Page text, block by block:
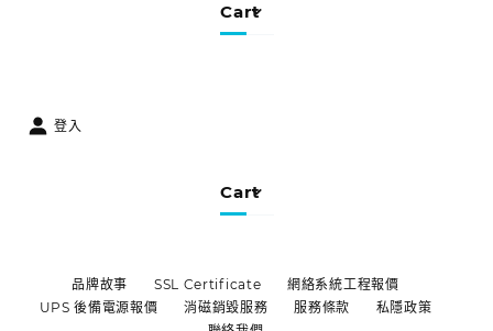
Cart
登入
Cart
品牌故事 SSL Certificate
網絡系統工程報價
UPS 後備電源報價
消磁銷毀服務 服務條款
私隱政策